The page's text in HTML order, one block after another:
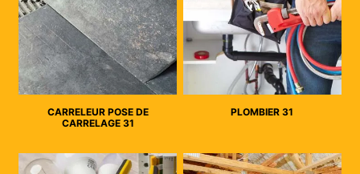
CARRELEUR POSE DE
CARRELAGE 31
PLOMBIER 31